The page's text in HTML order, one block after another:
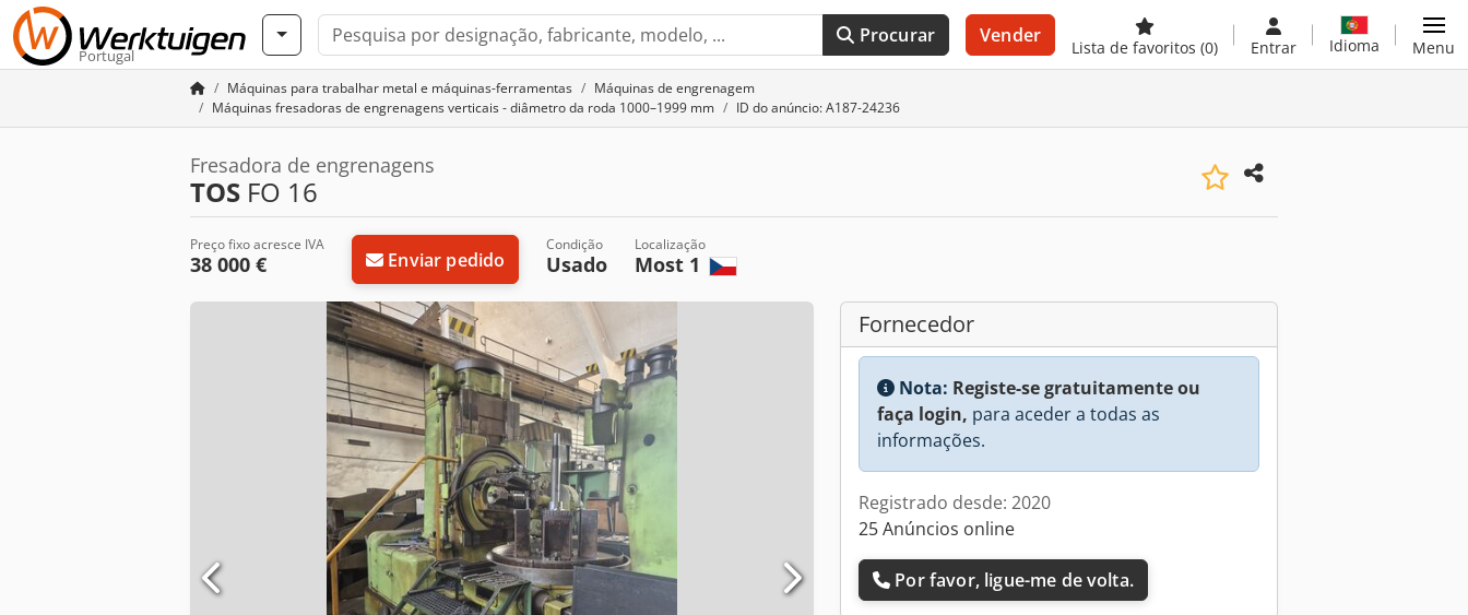
Portugal
Procurar Vender
Lista de favoritos (0) Entrar Idioma Menu
Máquinas para trabalhar metal e máquinas-ferramentas
Máquinas de engrenagem
Máquinas fresadoras de engrenagens verticais - diâmetro da roda 1000–1999 mm
ID do anúncio: A187-24236
Fresadora de engrenagens
TOS FO 16
Preço fixo acresce IVA
38 000 € Enviar pedido
Condição
Usado
Localização
Most 1
Fornecedor
Nota: Registe-se gratuitamente ou
faça login, para aceder a todas as
informações.
Registrado desde: 2020
25 Anúncios online
Por favor, ligue-me de volta.